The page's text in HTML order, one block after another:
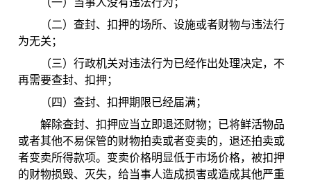
（一）当事人没有违法行为；
（二）查封、扣押的场所、设施或者财物与违法行
为无关；
（三）行政机关对违法行为已经作出处理决定，不
再需要查封、扣押；
（四）查封、扣押期限已经届满；
解除查封、扣押应当立即退还财物；已将鲜活物品
或者其他不易保管的财物拍卖或者变卖的，退还拍卖或
者变卖所得款项。变卖价格明显低于市场价格，被扣押
的财物损毁、灭失，给当事人造成损害或造成其他严重